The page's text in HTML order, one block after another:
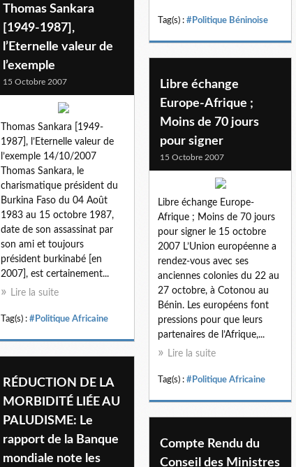
Tag(s) : #Politique Béninoise
Thomas Sankara
[1949-1987],
l’Eternelle valeur de
l’exemple
15 Octobre 2007
Thomas Sankara [1949-
1987], l’Eternelle valeur de
l’exemple 14/10/2007
Thomas Sankara, le
charismatique président du
Burkina Faso du 04 Août
1983 au 15 octobre 1987,
date de son assassinat par
son ami et toujours
président burkinabé [en
2007], est certainement...
Lire la suite
Tag(s) : #Politique Africaine
Libre échange
Europe-Afrique ;
Moins de 70 jours
pour signer
15 Octobre 2007
Libre échange Europe-
Afrique ; Moins de 70 jours
pour signer le 15 octobre
2007 L’Union européenne a
rendez-vous avec ses
anciennes colonies du 22 au
27 octobre, à Cotonou au
Bénin. Les européens font
pressions pour que leurs
partenaires de l’Afrique,...
Lire la suite
Tag(s) : #Politique Africaine
RÉDUCTION DE LA
MORBIDITÉ LIÉE AU
PALUDISME: Le
rapport de la Banque
mondiale note les
Compte Rendu du
Conseil des Ministres